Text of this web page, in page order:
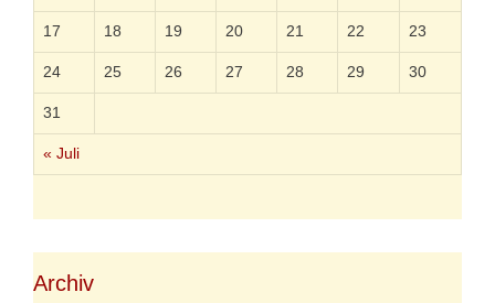
« Juli
17 18 19 20 21 22 23
24 25 26 27 28 29 30
31
Archiv